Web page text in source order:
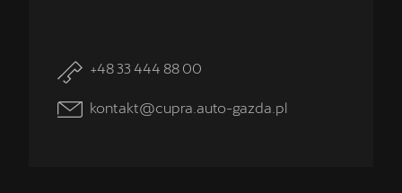
+48 33 444 88 00
kontakt@cupra.auto-gazda.pl